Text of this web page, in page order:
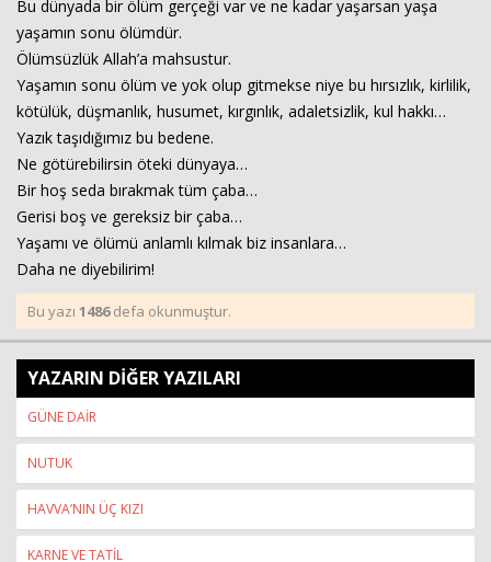
Bu dünyada bir ölüm gerçeği var ve ne kadar yaşarsan yaşa
yaşamın sonu ölümdür.
Ölümsüzlük Allah’a mahsustur.
Yaşamın sonu ölüm ve yok olup gitmekse niye bu hırsızlık, kirlilik,
kötülük, düşmanlık, husumet, kırgınlık, adaletsizlik, kul hakkı…
Yazık taşıdığımız bu bedene.
Ne götürebilirsin öteki dünyaya…
Bir hoş seda bırakmak tüm çaba…
Gerisi boş ve gereksiz bir çaba…
Yaşamı ve ölümü anlamlı kılmak biz insanlara…
Daha ne diyebilirim!
Bu yazı 1486defa okunmuştur.
YAZARIN DİĞER YAZILARI
GÜNE DAİR
NUTUK
HAVVA’NIN ÜÇ KIZI
KARNE VE TATİL